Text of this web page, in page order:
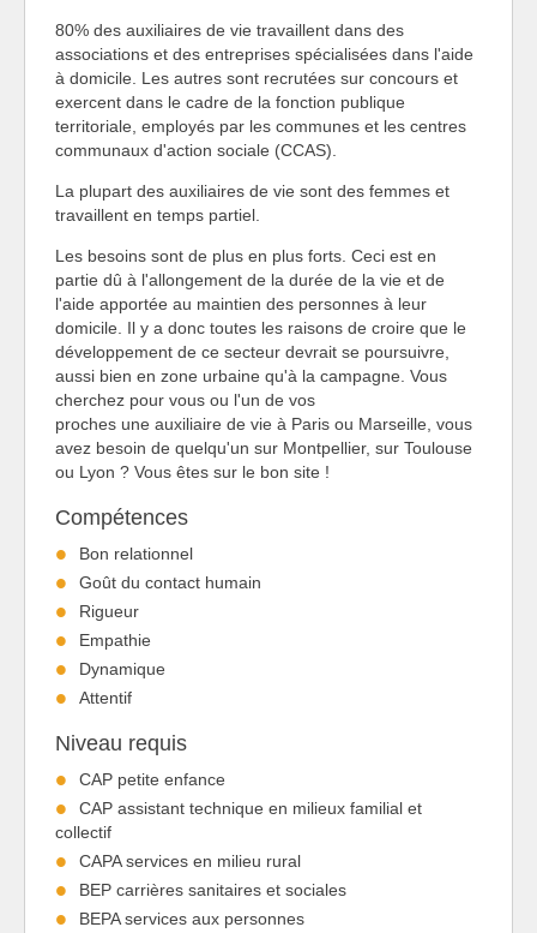
80% des auxiliaires de vie travaillent dans des
associations et des entreprises spécialisées dans l'aide
à domicile. Les autres sont recrutées sur concours et
exercent dans le cadre de la fonction publique
territoriale, employés par les communes et les centres
communaux d'action sociale (CCAS).
La plupart des auxiliaires de vie sont des femmes et
travaillent en temps partiel.
Les besoins sont de plus en plus forts. Ceci est en
partie dû à l'allongement de la durée de la vie et de
l'aide apportée au maintien des personnes à leur
domicile. Il y a donc toutes les raisons de croire que le
développement de ce secteur devrait se poursuivre,
aussi bien en zone urbaine qu'à la campagne. Vous
cherchez pour vous ou l'un de vos
proches une auxiliaire de vie à Paris ou Marseille, vous
avez besoin de quelqu'un sur Montpellier, sur Toulouse
ou Lyon ? Vous êtes sur le bon site !
Compétences
Bon relationnel
Goût du contact humain
Rigueur
Empathie
Dynamique
Attentif
Niveau requis
CAP petite enfance
CAP assistant technique en milieux familial et
collectif
CAPA services en milieu rural
BEP carrières sanitaires et sociales
BEPA services aux personnes